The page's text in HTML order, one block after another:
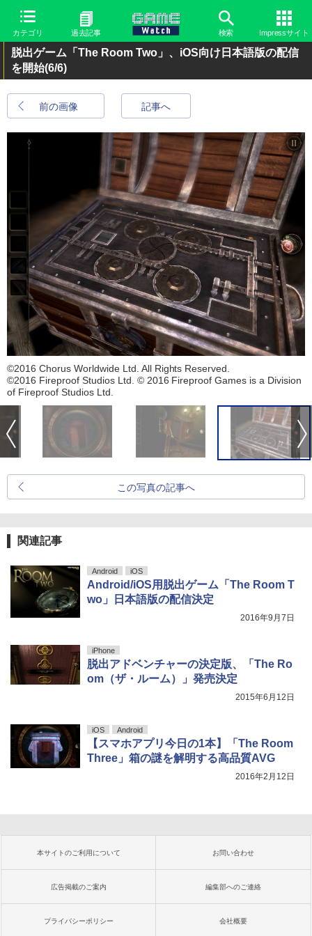
カテゴリ 過去記事 検索 Impressサイト
脱出ゲーム「The Room Two」、iOS向け日本語版の配信
を開始(6/6)
前の画像 記事へ
©2016 Chorus Worldwide Ltd. All Rights Reserved.
©2016 Fireproof Studios Ltd. © 2016 Fireproof Games is a Division
of Fireproof Studios Ltd.
この写真の記事へ
関連記事
Android iOS
Android/iOS用脱出ゲーム「The Room T
wo」日本語版の配信決定
2016年9月7日
iPhone
脱出アドベンチャーの決定版、「The Ro
om（ザ・ルーム）」発売決定
2015年6月12日
iOS Android
【スマホアプリ今日の1本】「The Room
Three」箱の謎を解明する高品質AVG
2016年2月12日
本サイトのご利用について お問い合わせ
広告掲載のご案内 編集部へのご連絡
プライバシーポリシー 会社概要